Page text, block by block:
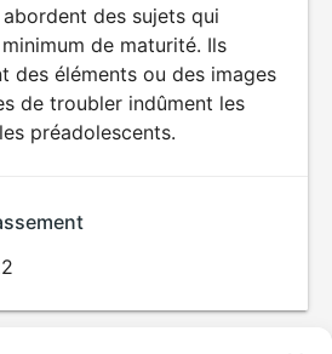
des sujets qui
de maturité. Ils
des éléments ou des images
de troubler indûment les
préadolescents.